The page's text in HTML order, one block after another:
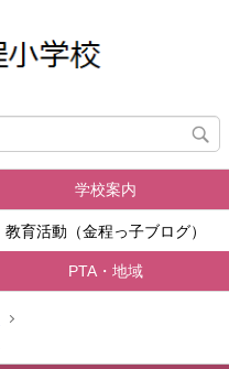
学校案内
教育活動（金程っ子ブログ）
PTA・地域